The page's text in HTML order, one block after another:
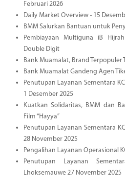
Februari 2026
Daily Market Overview - 15
BMM Salurkan Bantuan untuk
Pembiayaan Multiguna iB
Double Digit
Bank Muamalat, Brand Terpopuler
Bank Muamalat Gandeng Agen
Penutupan Layanan Sementara
1 Desember 2025
Kuatkan Solidaritas, BMM dan
Film “Hayya”
Penutupan Layanan Sementara
28 November 2025
Pengalihan Layanan Operasional
Penutupan Layanan
Lhoksemauwe 27 November 2025